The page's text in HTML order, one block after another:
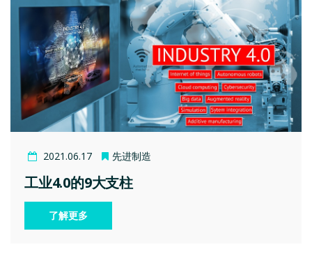
2021.06.17 先进制造
工业4.0的9大支柱
了解更多